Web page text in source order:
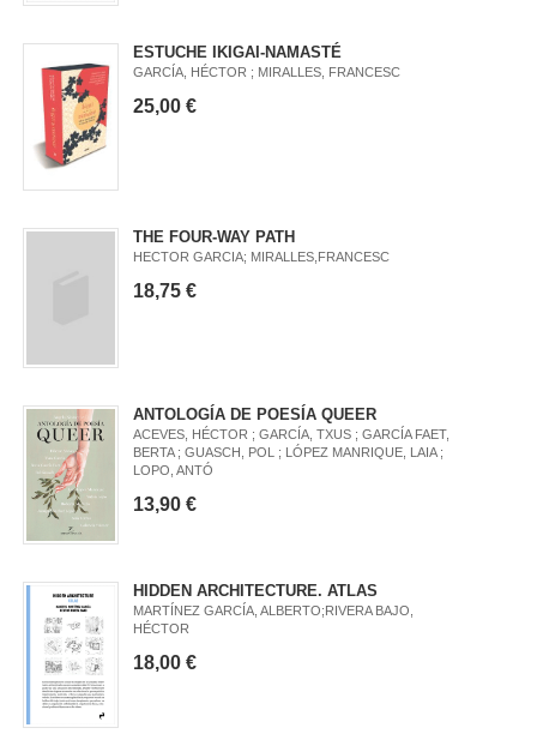
ESTUCHE IKIGAI-NAMASTÉ
GARCÍA, HÉCTOR ; MIRALLES, FRANCESC
25,00 €
THE FOUR-WAY PATH
HECTOR GARCIA; MIRALLES,FRANCESC
18,75 €
ANTOLOGÍA DE POESÍA QUEER
ACEVES, HÉCTOR ; GARCÍA, TXUS ; GARCÍA FAET,
BERTA ; GUASCH, POL ; LÓPEZ MANRIQUE, LAIA ;
LOPO, ANTÓ
13,90 €
HIDDEN ARCHITECTURE. ATLAS
MARTÍNEZ GARCÍA, ALBERTO;RIVERA BAJO,
HÉCTOR
18,00 €